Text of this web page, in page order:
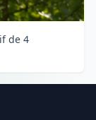
de 4